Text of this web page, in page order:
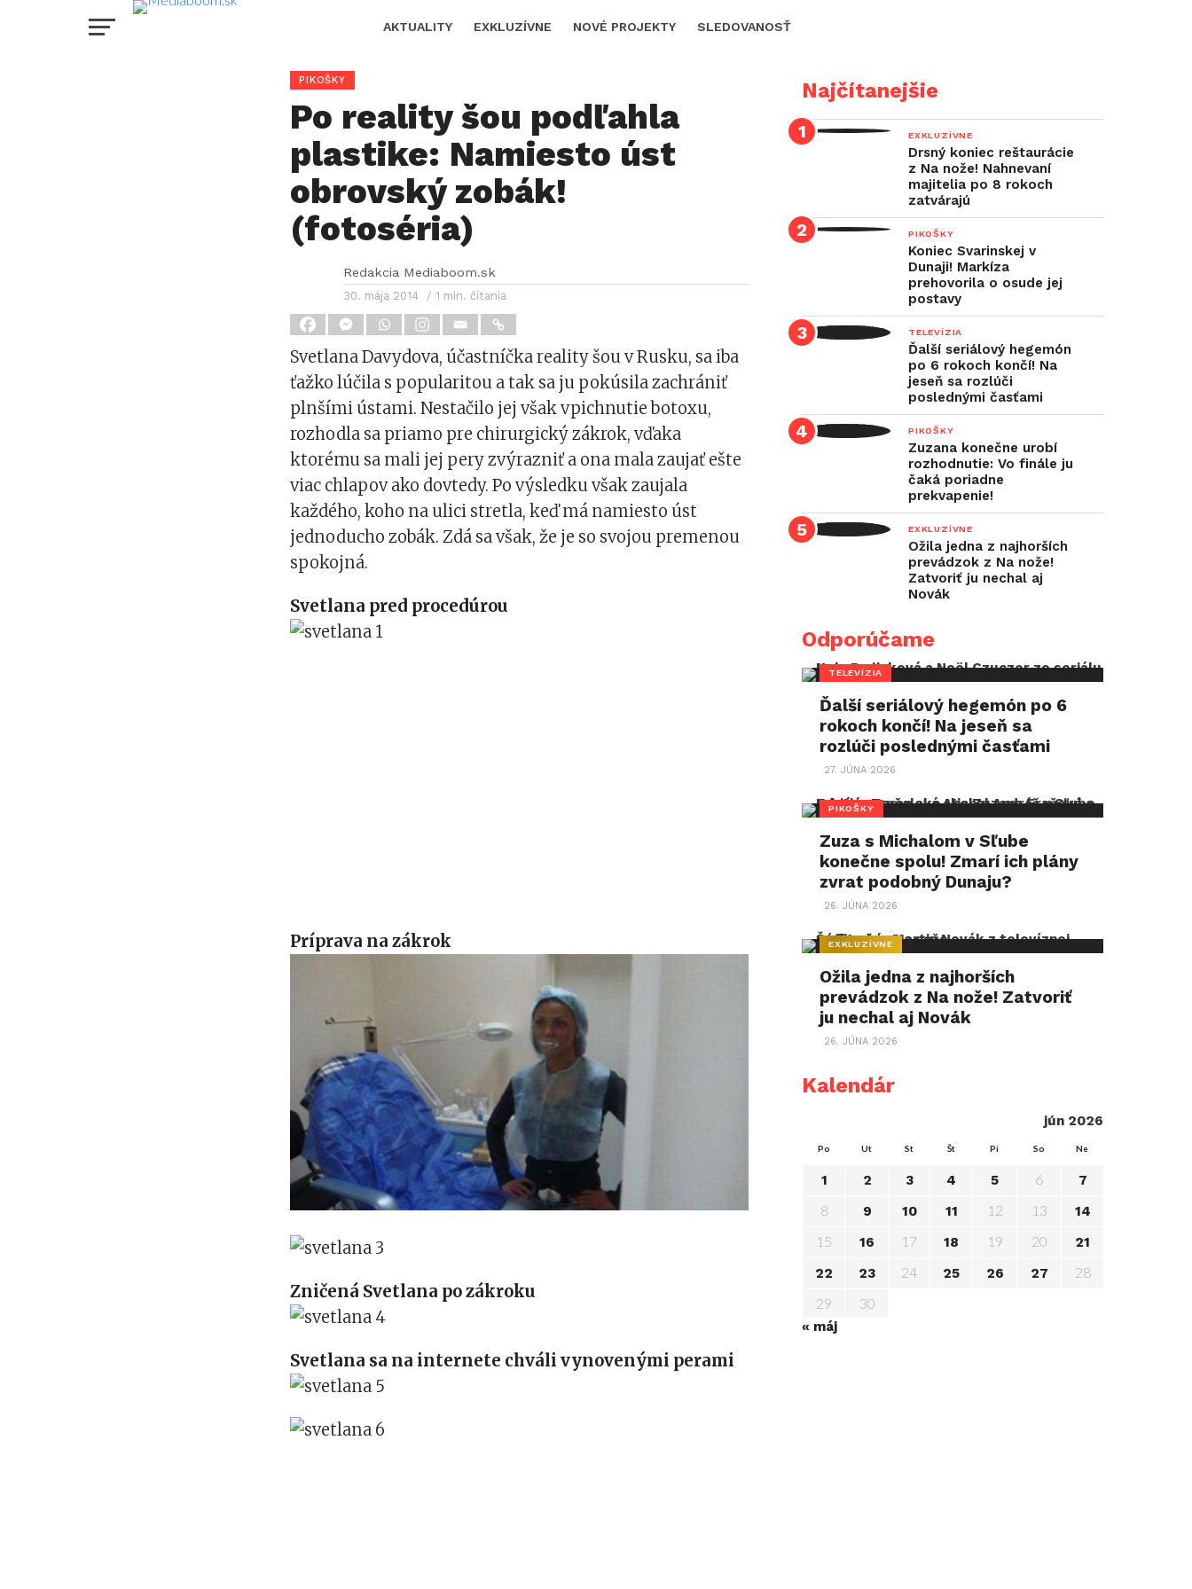
AKTUALITY EXKLUZÍVNE NOVÉ PROJEKTY SLEDOVANOSŤ
PIKOŠKY
Po reality šou podľahla
plastike: Namiesto úst
obrovský zobák!
(fotoséria)
Redakcia Mediaboom.sk
30. mája 2014 / 1 min. čítania
Svetlana Davydova, účastníčka reality šou v Rusku, sa iba
ťažko lúčila s popularitou a tak sa ju pokúsila zachrániť
plnšími ústami. Nestačilo jej však vpichnutie botoxu,
rozhodla sa priamo pre chirurgický zákrok, vďaka
ktorému sa mali jej pery zvýrazniť a ona mala zaujať ešte
viac chlapov ako dovtedy. Po výsledku však zaujala
každého, koho na ulici stretla, keď má namiesto úst
jednoducho zobák. Zdá sa však, že je so svojou premenou
spokojná.
Svetlana pred procedúrou
Príprava na zákrok
Zničená Svetlana po zákroku
Svetlana sa na internete chváli vynovenými perami
Najčítanejšie
EXKLUZÍVNE
Drsný koniec reštaurácie
z Na nože! Nahnevaní
majitelia po 8 rokoch
zatvárajú
PIKOŠKY
Koniec Svarinskej v
Dunaji! Markíza
prehovorila o osude jej
postavy
TELEVÍZIA
Ďalší seriálový hegemón
po 6 rokoch končí! Na
jeseň sa rozlúči
poslednými časťami
PIKOŠKY
Zuzana konečne urobí
rozhodnutie: Vo finále ju
čaká poriadne
prekvapenie!
EXKLUZÍVNE
Ožila jedna z najhorších
prevádzok z Na nože!
Zatvoriť ju nechal aj
Novák
Odporúčame
TELEVÍZIA
Ďalší seriálový hegemón po 6
rokoch končí! Na jeseň sa
rozlúči poslednými časťami
27. JÚNA 2026
PIKOŠKY
Zuza s Michalom v Sľube
konečne spolu! Zmarí ich plány
zvrat podobný Dunaju?
26. JÚNA 2026
EXKLUZÍVNE
Ožila jedna z najhorších
prevádzok z Na nože! Zatvoriť
ju nechal aj Novák
26. JÚNA 2026
Kalendár
jún 2026
Po Ut St Št Pi So Ne
1 2 3 4 5 6 7
8 9 10 11 12 13 14
15 16 17 18 19 20
21
22
23 24 25 26 27
28
29
30
« máj